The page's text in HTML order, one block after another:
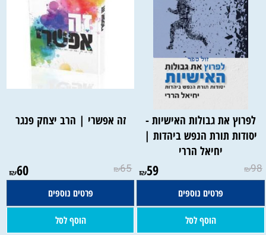
לפרוץ את גבולות האישיות -
יסודות תורת הנפש ביהדות |
יחיאל הררי
₪98
₪59
פרטים נוספים
הוסף לסל
זה אפשרי | הרב יצחק פנגר
₪65
₪60
פרטים נוספים
הוסף לסל